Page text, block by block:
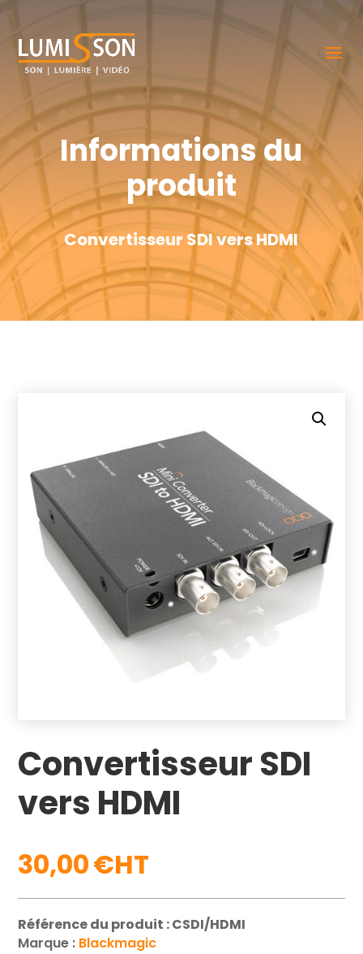
Informations du
produit
Convertisseur SDI vers HDMI
Convertisseur SDI
vers HDMI
30,00€
Référence du produit : CSDI/HDMI
Marque : Blackmagic